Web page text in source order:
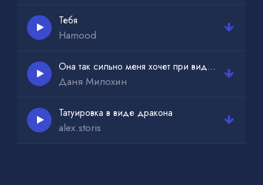
Тебя
Hamood
Она так сильно меня хочет при виде меня дрочит
Даня Милохин
Татуировка в виде дракона
alex.storis